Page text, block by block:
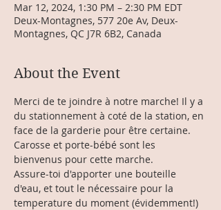
Mar 12, 2024, 1:30 PM – 2:30 PM EDT
Deux-Montagnes, 577 20e Av, Deux-
Montagnes, QC J7R 6B2, Canada
About the Event
Merci de te joindre à notre marche! Il y a
du stationnement à coté de la station, en
face de la garderie pour être certaine.
Carosse et porte-bébé sont les
bienvenus pour cette marche.
Assure-toi d'apporter une bouteille
d'eau, et tout le nécessaire pour la
temperature du moment (évidemment!)